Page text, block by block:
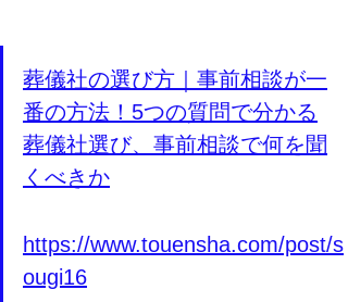
葬儀社の選び方｜事前相談が一
番の方法！5つの質問で分かる
葬儀社選び、事前相談で何を聞
くべきか
https://www.touensha.com/post/s
ougi16